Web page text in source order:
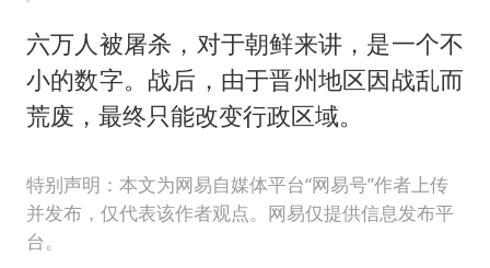
六万人被屠杀，对于朝鲜来讲，是一个不
小的数字。战后，由于晋州地区因战乱而
荒废，最终只能改变行政区域。
特别声明：本文为网易自媒体平台“网易号”作者上传
并发布，仅代表该作者观点。网易仅提供信息发布平
台。